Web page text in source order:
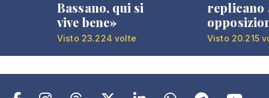
Bassano, qui si
vive bene»
Visto 23.224 volte
replicano
Visto 20.215